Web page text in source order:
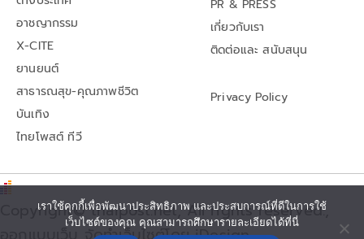
อาชญากรรม
X-CITE
ยานยนต์
สาธารณสุข-คุณภาพชีวิต
บันเทิง
ไทยโพสต์ ทีวี
PR & PRESS
เกี่ยวกับเรา
ติดต่อและ สนับสนุน
Privacy Policy
Copyright© thaipost.net, All rights reserved.,
เราใช้คุกกี้เพื่อพัฒนาประสิทธิภาพ และประสบการณ์ที่ดีในการใช้
เว็บไซต์ของคุณ คุณสามารถศึกษารายละเอียดได้ที่นี่